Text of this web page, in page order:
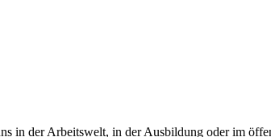
in der Arbeitswelt, in der Ausbildung oder im